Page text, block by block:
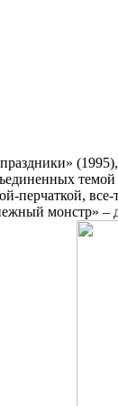
перчаткой,
монстр» –